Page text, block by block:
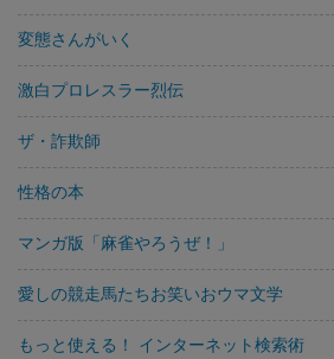
変態さんがいく
激白プロレスラー烈伝
ザ・詐欺師
性格の本
マンガ版「麻雀やろうぜ！」
愛しの競走馬たちお笑いおウマ文学
もっと使える！ インターネット検索術